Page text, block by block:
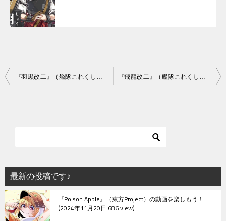
投
シ
ョ
ン
最新の投稿です♪
『Poison Apple』（東方Project）の動画を楽しもう！
2024年11月20日 686 view